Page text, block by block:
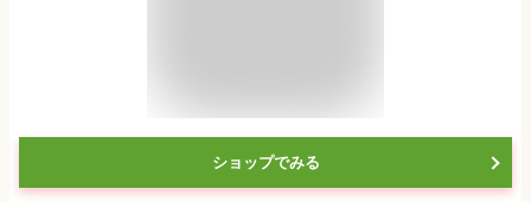
ショップでみる